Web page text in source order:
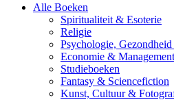
Alle Boeken
Spiritualiteit & Esoterie
Religie
Psychologie,
Economie & Management
Studieboeken
Fantasy & Sciencefiction
Kunst, Cultuur &